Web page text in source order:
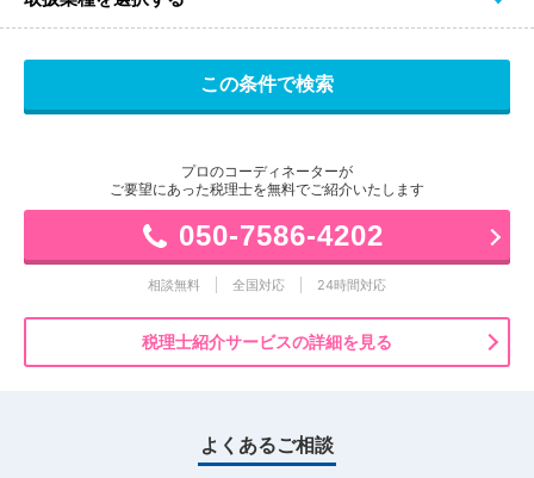
プロのコーディネーターが
ご要望にあった税理士を無料でご紹介いたします
050-7586-4202
相談無料 全国対応 24時間対応
税理士紹介サービスの詳細を見る
よくあるご相談